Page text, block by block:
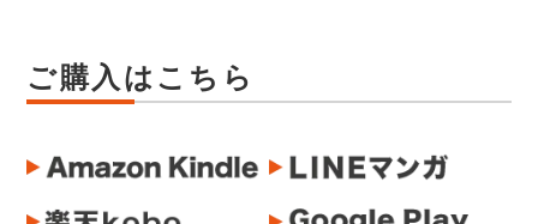
ご購入はこちら